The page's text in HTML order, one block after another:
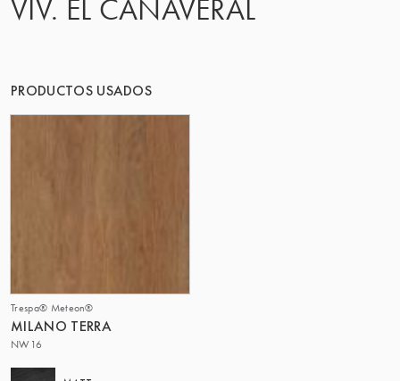
VIV. EL CAÑAVERAL
PRODUCTOS USADOS
Trespa® Meteon®
MILANO TERRA
NW16